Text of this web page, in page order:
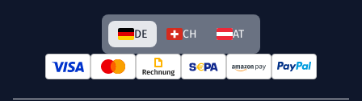
DE CH AT